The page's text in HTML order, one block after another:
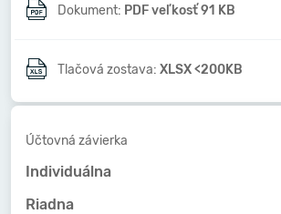
Dokument: PDF veľkosť 91 KB
Tlačová zostava: XLSX <200KB
Účtovná závierka
Individuálna
Riadna